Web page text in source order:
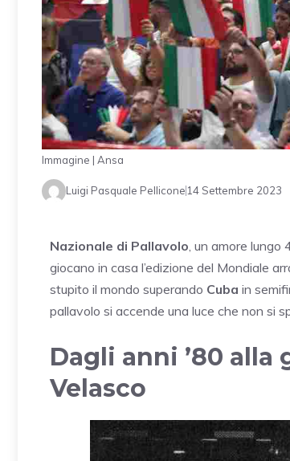
Immagine | Ansa
Luigi Pasquale Pellicone14 Settembre 2023
Nazionale di Pallavolo , un amore lungo
giocano in casa l’edizione del Mondiale
stupito il mondo superando Cuba in
pallavolo si accende una luce che non si
Dagli anni ’80
Velasco